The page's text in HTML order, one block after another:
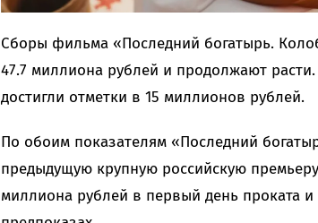
Сборы фильма «Последний богатырь.
47.7 миллиона рублей и продолжают
достигли отметки в 15 миллионов рублей.
По обоим показателям «Последний
предыдущую крупную российскую
миллиона рублей в первый день проката